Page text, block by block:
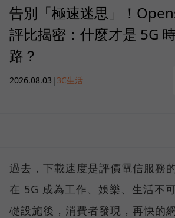
告別「極速迷思」！
評比揭密：什麼才是 5G
路？
2026.08.03 | 3C生活
過去，下載速度是評價電信服務
在 5G 成為工作、娛樂、生活不
礎設施後，消費者發現，再快的